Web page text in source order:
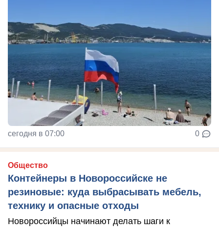
сегодня в 07:00 0
Общество
Контейнеры в Новороссийске не
резиновые: куда выбрасывать мебель,
технику и опасные отходы
Новороссийцы начинают делать шаги к